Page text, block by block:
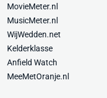
MovieMeter.nl
MusicMeter.nl
WijWedden.net
Kelderklasse
Anfield Watch
MeeMetOranje.nl